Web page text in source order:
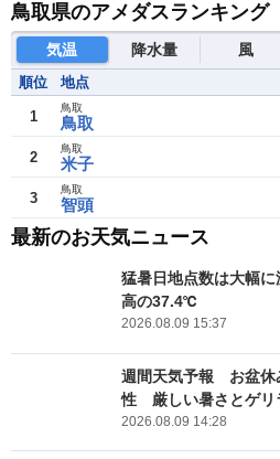
鳥取県のアメダスランキング
気温 降水量 風
順位 地点
1 鳥取
鳥取
2 米子
鳥取
3 智頭
鳥取
最新のお天気ニュース
猛暑日地点数は大幅
高の37.4℃
2026.08.09 15:37
週間天気予報 お盆休
性 厳しい暑さとゲリ
2026.08.09 14:28